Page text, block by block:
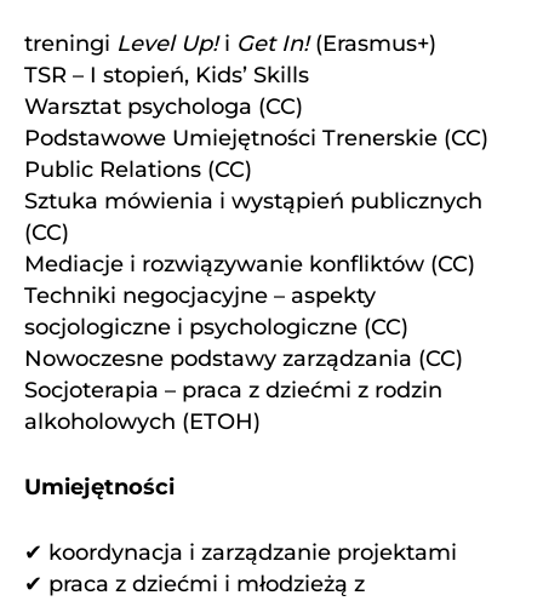
treningi Level Up!i Get In!(Erasmus+)
TSR – I stopień, Kids’ Skills
Warsztat psychologa (CC)
Podstawowe Umiejętności Trenerskie (CC)
Public Relations (CC)
Sztuka mówienia i wystąpień publicznych
(CC)
Mediacje i rozwiązywanie konfliktów (CC)
Techniki negocjacyjne – aspekty
socjologiczne i psychologiczne (CC)
Nowoczesne podstawy zarządzania (CC)
Socjoterapia – praca z dziećmi z rodzin
alkoholowych (ETOH)
Umiejętności
✔ koordynacja i zarządzanie projektami
✔ praca z dziećmi i młodzieżą z